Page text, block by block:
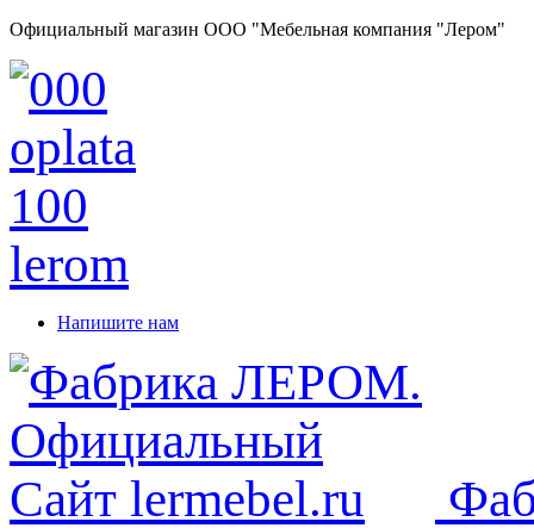
Официальный магазин ООО "Мебельная компания "Лером"
Напишите нам